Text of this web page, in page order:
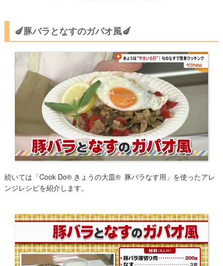
🍆豚バラとなすのガパオ風🍆
続いては「Cook Do® きょうの大皿® 豚バラなす用」を使ったアレ
ンジレシピを紹介します。